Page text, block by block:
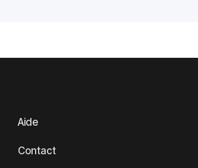
Aide
Contact